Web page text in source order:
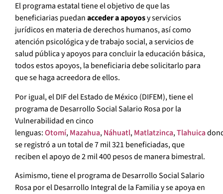
El programa estatal tiene el objetivo de que las
beneficiarias puedanacceder a apoyosy servicios
jurídicos en materia de derechos humanos, así como
atención psicológica y de trabajo social, a servicios de
salud pública y apoyos para concluir la educación básica,
todos estos apoyos, la beneficiaria debe solicitarlo para
que se haga acreedora de ellos.
Por igual, el DIF del Estado de México (DIFEM), tiene el
programa de Desarrollo Social Salario Rosa por la
Vulnerabilidad en cinco
lenguas:Otomí,Mazahua,Náhuatl,Matlatzinca,Tlahuica
se registró a un total de 7 mil 321 beneficiadas, que
reciben el apoyo de 2 mil 400 pesos de manera bimestral.
Asimismo, tiene el programa de Desarrollo Social Salario
Rosa por el Desarrollo Integral de la Familia y se apoya en